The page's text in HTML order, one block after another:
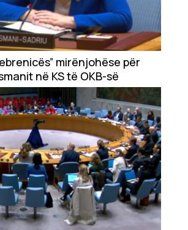
mirënjohëse për
në KS të OKB-së